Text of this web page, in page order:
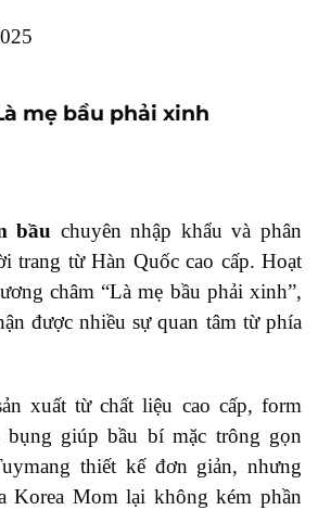
mẹ bầu phải xinh
bầu chuyên nhập khẩu và phân
trang từ Hàn Quốc cao cấp. Hoạt
châm “Là mẹ bầu phải xinh”,
được nhiều sự quan tâm từ phía
xuất từ chất liệu cao cấp, form
bụng giúp bầu bí mặc trông gọn
thiết kế đơn giản, nhưng
Korea Mom lại không kém phần